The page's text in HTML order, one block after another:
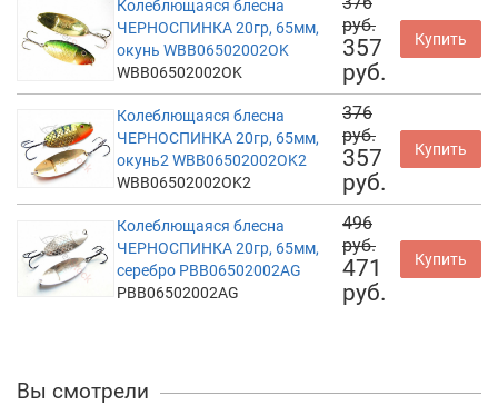
Колеблющаяся блесна
ЧЕРНОСПИНКА 20гр, 65мм,
окунь WBB06502002OK
WBB06502002OK
руб.
357
руб.
Купить
Колеблющаяся блесна
ЧЕРНОСПИНКА 20гр, 65мм,
окунь2 WBB06502002OK2
WBB06502002OK2
376
руб.
357
руб.
Купить
Колеблющаяся блесна
ЧЕРНОСПИНКА 20гр, 65мм,
серебро PBB06502002AG
PBB06502002AG
496
руб.
471
руб.
Купить
Вы смотрели